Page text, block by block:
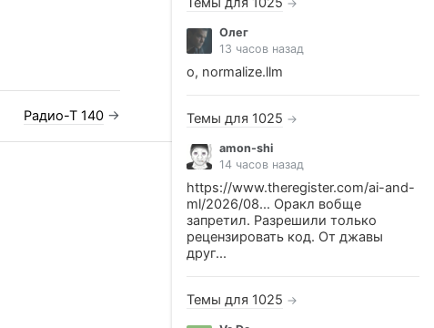
Радио-Т 140→
→
Олег
13 часов назад
о, normalize.llm
Темы для 1025 →
amon-shi
14 часов назад
https://www.theregister.com/ai-and-
ml/2026/08... Оракл вобще
запретил. Разрешили только
рецензировать код. От джавы
друг...
Темы для 1025 →